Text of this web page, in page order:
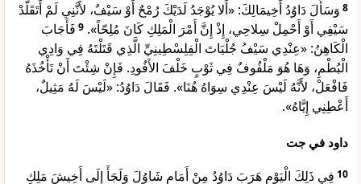
8 وَسَأَلَ دَاوُدُ أَخِيمَالِكَ: «أَلا يُوْجَدُ لَدَيْكَ رُمْحٌ أَوْ سَيْفٌ، لأَنَّنِي لَمْ أَتَقَلَّدْ
سَيْفِي أَوْ أَحْمِلْ سِلاحِي، إِذْ إِنَّ أَمْرَ الْمَلِكِ كَانَ مُلِحّاً». 9 فَأَجَابَ
الْكَاهِنُ: «عِنْدِي سَيْفُ جُلْيَاتَ الْفِلِسْطِينِيِّ الَّذِي قَتَلْتَهُ فِي وَادِي
الْبُطْمِ، وَهَا هُوَ مَلْفُوفٌ فِي ثَوْبٍ خَلْفَ الأَفُودِ. فَإِنْ شِئْتَ أَنْ تَأْخُذَهُ
فَافْعَلْ، لأَنَّهُ لَيْسَ عِنْدِي سِوَاهُ هُنَا». فَقَالَ دَاوُدُ: «لَيْسَ لَهُ مَثِيلٌ،
أَعْطِنِي إِيَّاهُ».
داود في جت
10 فِي ذَلِكَ الْيَوْمِ هَرَبَ دَاوُدُ مِنْ أَمَامِ شَاوُلَ وَلَجَأَ إِلَى أَخِيشَ مَلِكِ